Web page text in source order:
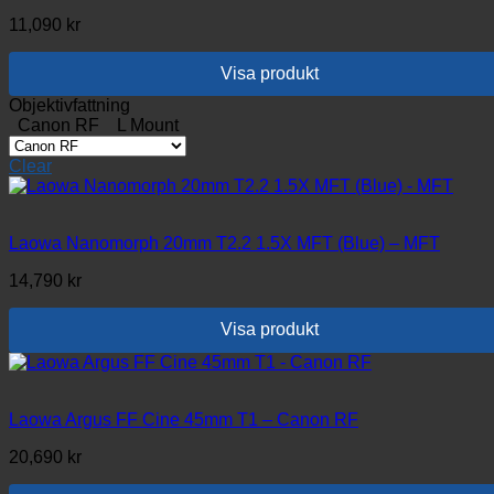
kan
11,090 kr
Visa produkt
Den
här
produkten
har
flera
olika
kan
Objektivfattning
Canon RF
L Mount
Clear
Laowa Nanomorph 20mm T2.2 1.5X MFT (Blue) – MFT
14,790 kr
Visa produkt
Laowa Argus FF Cine 45mm T1 – Canon RF
20,690 kr